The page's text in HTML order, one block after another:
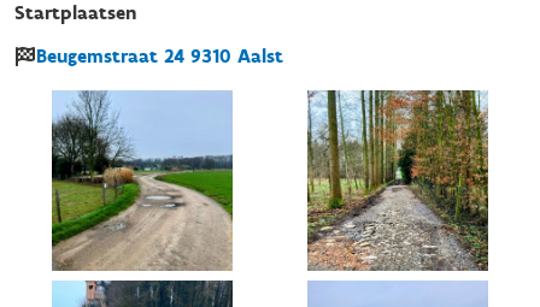
Startplaatsen
Beugemstraat 24 9310 Aalst